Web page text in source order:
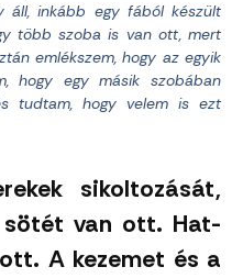
áll, inkább egy fából készült
több szoba is van ott, mert
emlékszem, hogy az egyik
hogy egy másik szobában
tudtam, hogy velem is ezt
sikoltozását,
sötét van ott. Hat-
A kezemet és a